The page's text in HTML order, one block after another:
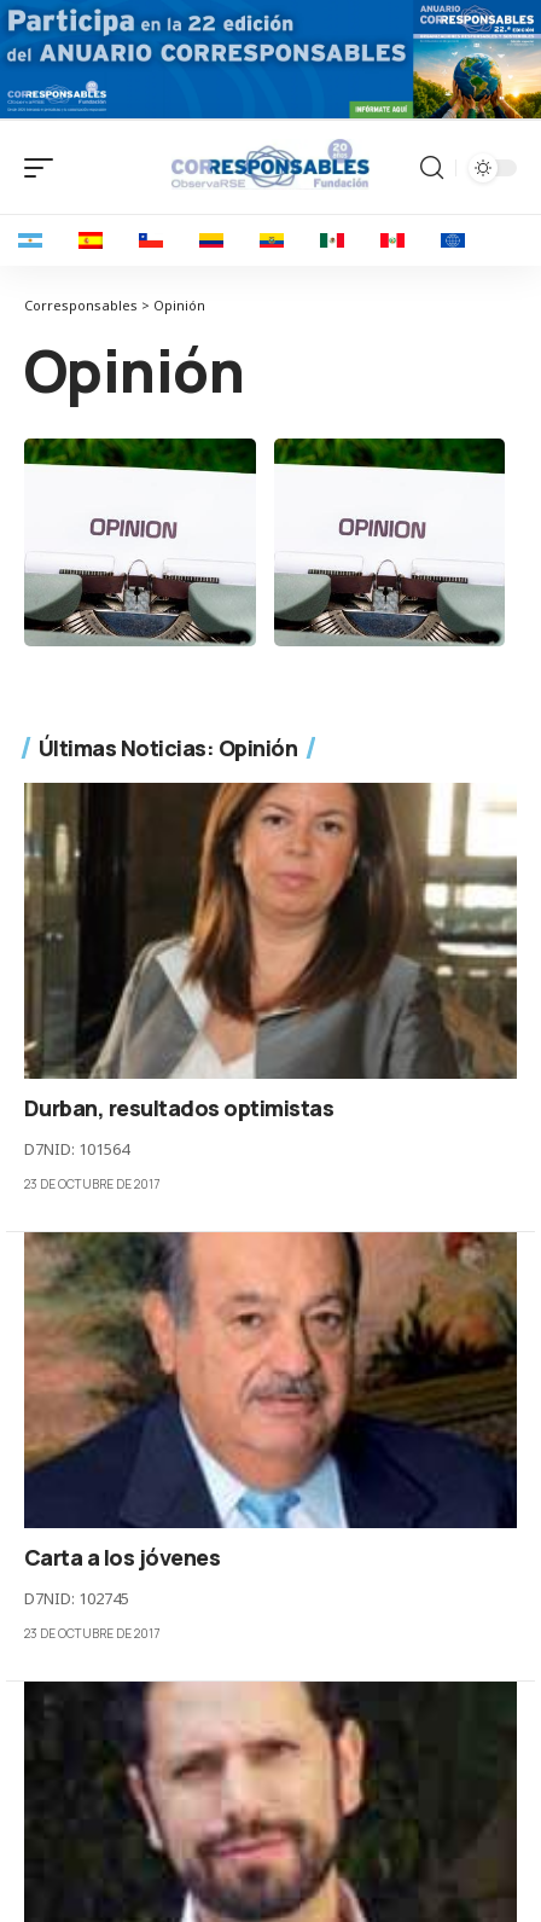
Corresponsables > Opinión
Opinión
Últimas Noticias: Opinión
Durban, resultados optimistas
D7NID: 101564
23 DE OCTUBRE DE 2017
Carta a los jóvenes
D7NID: 102745
23 DE OCTUBRE DE 2017